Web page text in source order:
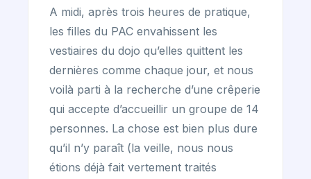
A midi, après trois heures de pratique,
les filles du PAC envahissent les
vestiaires du dojo qu’elles quittent les
dernières comme chaque jour, et nous
voilà parti à la recherche d’une crêperie
qui accepte d’accueillir un groupe de 14
personnes. La chose est bien plus dure
qu’il n’y paraît (la veille, nous nous
étions déjà fait vertement traités